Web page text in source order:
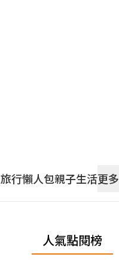
旅行懶人包親子生活更多
人氣點閱榜